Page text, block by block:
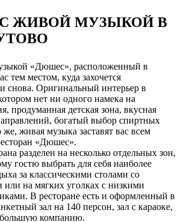
С ЖИВОЙ МУЗЫКОЙ В
«Дюшес», расположенный в
тем местом, куда захочется
снова. Оригинальный интерьер в
нет ни одного намека на
продуманная детская зона, вкусная
богатый выбор спиртных
живая музыка заставят вас всем
«Дюшес».
разделен на несколько отдельных зон,
гостю выбрать для себя наиболее
за классическими столами со
или на мягких уголках с низкими
В ресторане есть и оформленный в
зал на 140 персон, зал с караоке,
компанию.